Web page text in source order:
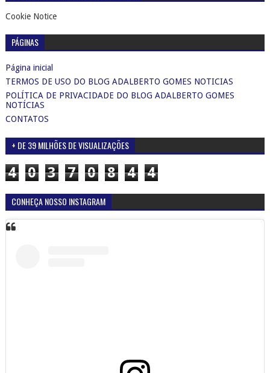
Cookie Notice
PÁGINAS
Página inicial
TERMOS DE USO DO BLOG ADALBERTO GOMES NOTICIAS
POLÍTICA DE PRIVACIDADE DO BLOG ADALBERTO GOMES
NOTÍCIAS
CONTATOS
+ DE 39 MILHÕES DE VISUALIZAÇÕES
4 0 3 7 0 8 4 4
CONHEÇA NOSSO INSTAGRAM